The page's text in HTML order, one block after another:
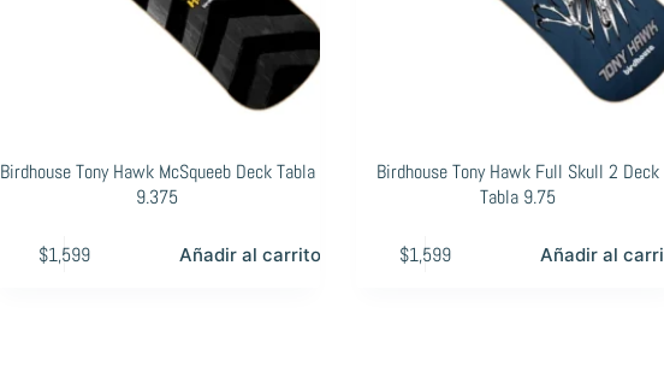
Birdhouse Tony Hawk McSqueeb Deck Tabla
9.375
$1,599 Añadir al carrito
Birdhouse Tony Hawk Full Skull 2 Deck
Tabla 9.75
$1,599 Añadir al